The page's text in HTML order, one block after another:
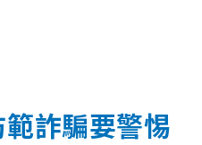
詐騙要警惕